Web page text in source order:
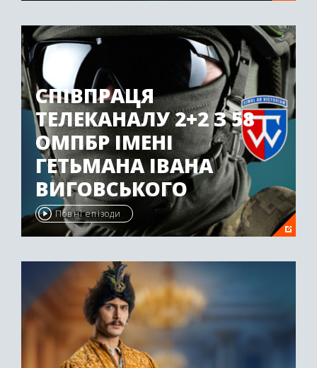
СПІВПРАЦЯ
ТЕЛЕКАНАЛУ 2+2 З 58
ОМПБР ІМЕНІ
ГЕТЬМАНА ІВАНА
ВИГОВСЬКОГО
Повні епізоди